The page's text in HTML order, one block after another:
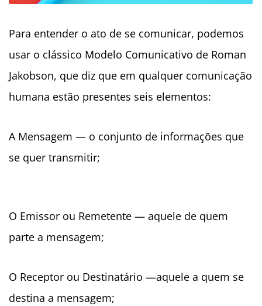
Para entender o ato de se comunicar, podemos
usar o clássico Modelo Comunicativo de Roman
Jakobson, que diz que em qualquer comunicação
humana estão presentes seis elementos:
A Mensagem — o conjunto de informações que
se quer transmitir;
O Emissor ou Remetente — aquele de quem
parte a mensagem;
O Receptor ou Destinatário —aquele a quem se
destina a mensagem;